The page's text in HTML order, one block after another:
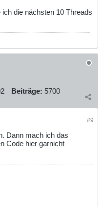
die nächsten 10 Threads
Beiträge: 5700
#9
Dann mach ich das
Code hier garnicht